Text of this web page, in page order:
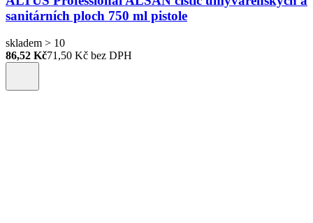
sanitárních ploch 750 ml pistole
skladem > 10
86,52 Kč71,50 Kč bez DPH